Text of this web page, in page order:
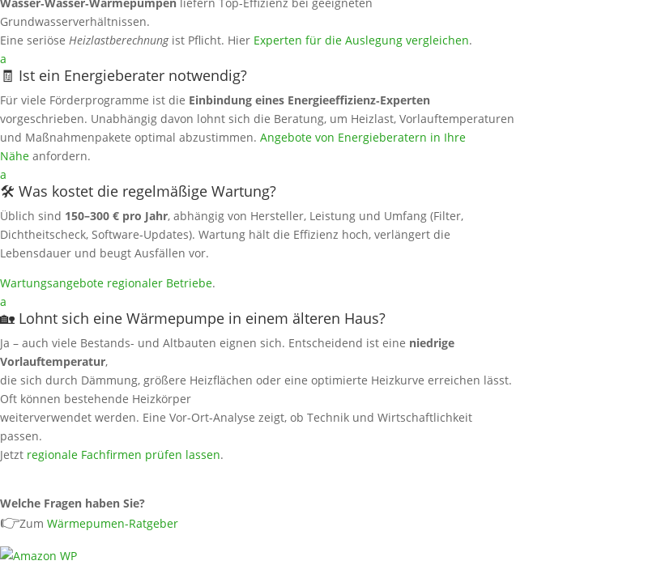
Grundwasserverhältnissen.
Eine seriöse Heizlastberechnungist Pflicht. Hier Experten für die Auslegung vergleichen.
a
🧾 Ist ein Energieberater notwendig?
Für viele Förderprogramme ist die Einbindung eines Energieeffizienz‑Experten
vorgeschrieben. Unabhängig davon lohnt sich die Beratung, um Heizlast, Vorlauftemperaturen
und Maßnahmenpakete optimal abzustimmen. Angebote von Energieberatern in Ihre
Nähe anfordern.
a
🛠️ Was kostet die regelmäßige Wartung?
Üblich sind 150–300 € pro Jahr, abhängig von Hersteller, Leistung und Umfang (Filter,
Dichtheitscheck, Software‑Updates). Wartung hält die Effizienz hoch, verlängert die
Lebensdauer und beugt Ausfällen vor.
Wartungsangebote regionaler Betriebe.
a
🏡 Lohnt sich eine Wärmepumpe in einem älteren Haus?
Ja – auch viele Bestands- und Altbauten eignen sich. Entscheidend ist eine niedrige
Vorlauftemperatur,
die sich durch Dämmung, größere Heizflächen oder eine optimierte Heizkurve erreichen lässt.
Oft können bestehende Heizkörper
weiterverwendet werden. Eine Vor-Ort‑Analyse zeigt, ob Technik und Wirtschaftlichkeit
passen.
Jetzt regionale Fachfirmen prüfen lassen.
Welche Fragen haben Sie?
👉Zum Wärmepumen-Ratgeber